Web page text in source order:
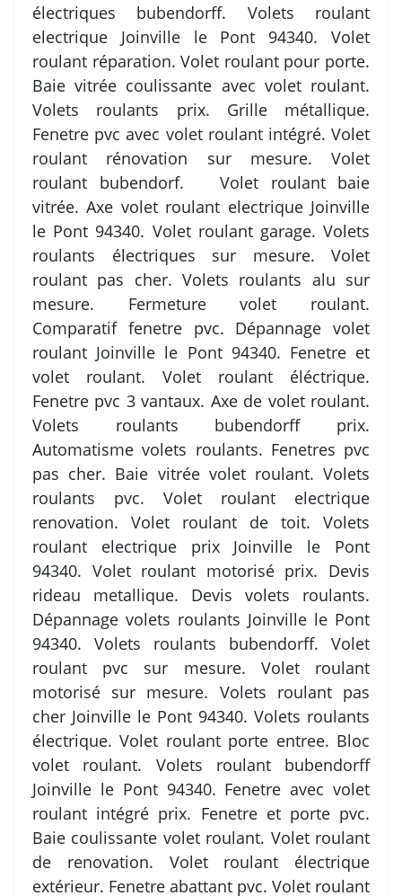
électriques bubendorff. Volets roulant
electrique Joinville le Pont 94340. Volet
roulant réparation. Volet roulant pour porte.
Baie vitrée coulissante avec volet roulant.
Volets roulants prix. Grille métallique.
Fenetre pvc avec volet roulant intégré. Volet
roulant rénovation sur mesure. Volet
roulant bubendorf. Volet roulant baie
vitrée. Axe volet roulant electrique Joinville
le Pont 94340. Volet roulant garage. Volets
roulants électriques sur mesure. Volet
roulant pas cher. Volets roulants alu sur
mesure. Fermeture volet roulant.
Comparatif fenetre pvc. Dépannage volet
roulant Joinville le Pont 94340. Fenetre et
volet roulant. Volet roulant éléctrique.
Fenetre pvc 3 vantaux. Axe de volet roulant.
Volets roulants bubendorff prix.
Automatisme volets roulants. Fenetres pvc
pas cher. Baie vitrée volet roulant. Volets
roulants pvc. Volet roulant electrique
renovation. Volet roulant de toit. Volets
roulant electrique prix Joinville le Pont
94340. Volet roulant motorisé prix. Devis
rideau metallique. Devis volets roulants.
Dépannage volets roulants Joinville le Pont
94340. Volets roulants bubendorff. Volet
roulant pvc sur mesure. Volet roulant
motorisé sur mesure. Volets roulant pas
cher Joinville le Pont 94340. Volets roulants
électrique. Volet roulant porte entree. Bloc
volet roulant. Volets roulant bubendorff
Joinville le Pont 94340. Fenetre avec volet
roulant intégré prix. Fenetre et porte pvc.
Baie coulissante volet roulant. Volet roulant
de renovation. Volet roulant électrique
extérieur. Fenetre abattant pvc. Volet roulant